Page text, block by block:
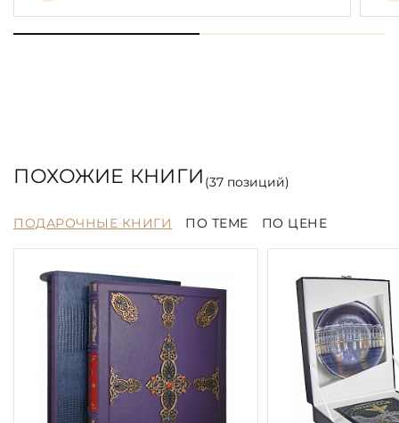
ПОХОЖИЕ КНИГИ (37позиций)
ПОДАРОЧНЫЕ КНИГИ ПО ТЕМЕ ПО ЦЕНЕ